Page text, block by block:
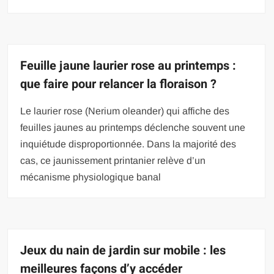
Feuille jaune laurier rose au printemps :
que faire pour relancer la floraison ?
Le laurier rose (Nerium oleander) qui affiche des
feuilles jaunes au printemps déclenche souvent une
inquiétude disproportionnée. Dans la majorité des
cas, ce jaunissement printanier relève d’un
mécanisme physiologique banal
Jeux du nain de jardin sur mobile : les
meilleures façons d’y accéder